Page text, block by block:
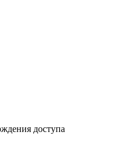
доступа